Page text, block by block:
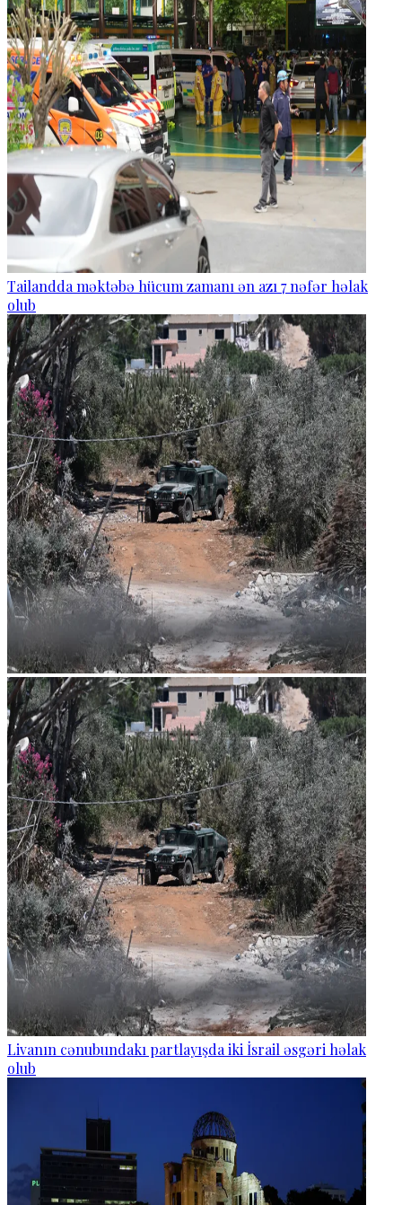
Tailandda məktəbə hücum zamanı ən azı 7 nəfər həlak
olub
Livanın cənubundakı partlayışda iki İsrail əsgəri həlak
olub